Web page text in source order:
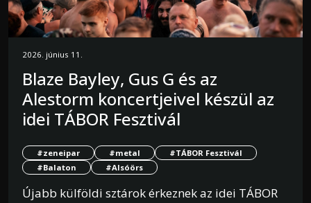
2026. június 11.
Blaze Bayley, Gus G és az
Alestorm koncertjeivel készül az
idei TÁBOR Fesztivál
#zeneipar #metal
#TÁBOR Fesztivál
#Balaton
#Alsóörs
Újabb külföldi sztárok érkeznek az idei TÁBOR